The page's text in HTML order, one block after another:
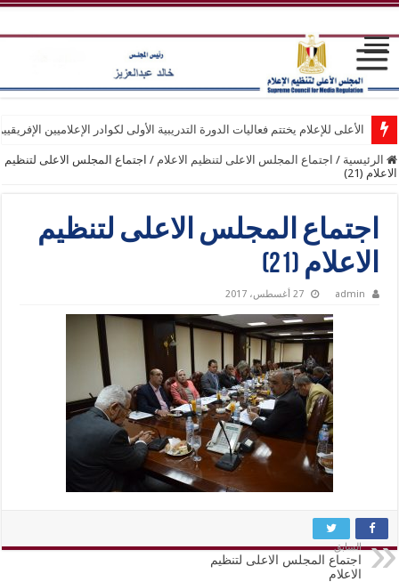
الأعلى للإعلام يختتم فعاليات الدورة التدريبية الأولى لكوادر الإعلاميين
الرئيسية / اجتماع المجلس الاعلى لتنظيم الاعلام / اجتماع المجلس الاعلى لتنظيم
الاعلام (21)
اجتماع المجلس الاعلى لتنظيم
الاعلام (21)
admin 27 أغسطس، 2017
السابق
اجتماع المجلس الاعلى لتنظيم
الاعلام